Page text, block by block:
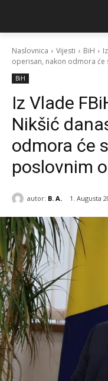
Naslovnica Vijesti BiH
operisan, nakon odmora
BiH
Iz Vlade
Nikšić
odmora će
poslovnim
autor: B. A. 1. Augusta